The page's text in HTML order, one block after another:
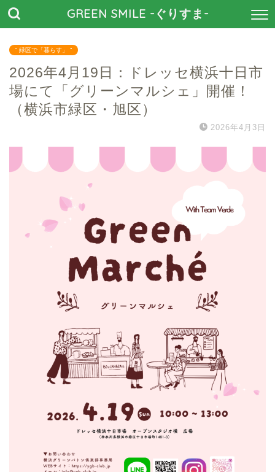
GREEN SMILE -ぐりすま-
“ 緑区で「暮らす」 ”
2026年4月19日：ドレッセ横浜十日市
場にて「グリーンマルシェ」開催！
（横浜市緑区・旭区）
2026年4月3日